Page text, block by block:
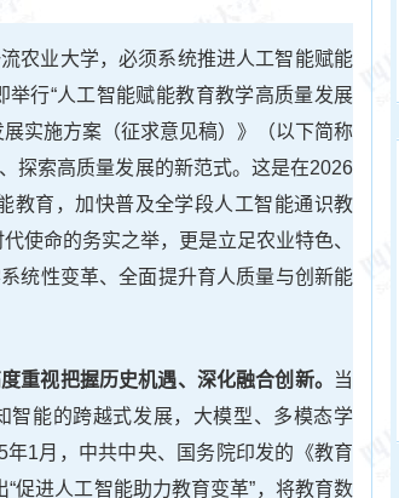
农业大学，必须系统推进人工智能赋能
行“人工智能赋能教育教学高质量发展
实施方案（征求意见稿）》（以下简称
探索高质量发展的新范式。这是在2026
教育，加快普及全学段人工智能通识教
使命的务实之举，更是立足农业特色、
统性变革、全面提升育人质量与创新能
重视把握历史机遇、深化融合创新。
当
智能的跨越式发展，大模型、多模态学
1月，中共中央、国务院印发的《教育
进人工智能助力教育变革”，将教育数